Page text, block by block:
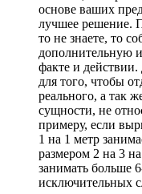
основе ваших
лучшее решение.
то не знаете, то
дополнительную
факте и
для того, чтобы
реального, а так
сущности, не
примеру, если
1 на 1 метр
размером 2 на 3
занимать больше
исключительных